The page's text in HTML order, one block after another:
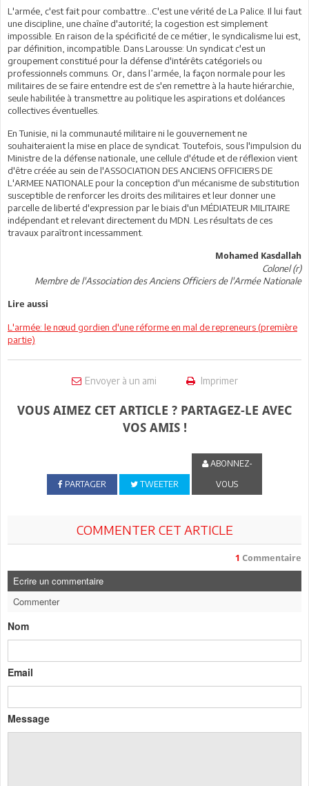
L'armée, c'est fait pour combattre...C'est une vérité de La Palice. Il lui faut
une discipline, une chaîne d'autorité; la cogestion est simplement
impossible. En raison de la spécificité de ce métier, le syndicalisme lui est,
par définition, incompatible. Dans Larousse: Un syndicat c'est un
groupement constitué pour la défense d'intérêts catégoriels ou
professionnels communs. Or, dans l’armée, la façon normale pour les
militaires de se faire entendre est de s'en remettre à la haute hiérarchie,
seule habilitée à transmettre au politique les aspirations et doléances
collectives éventuelles.
En Tunisie, ni la communauté militaire ni le gouvernement ne
souhaiteraient la mise en place de syndicat. Toutefois, sous l'impulsion du
Ministre de la défense nationale, une cellule d'étude et de réflexion vient
d'être créée au sein de l'ASSOCIATION DES ANCIENS OFFICIERS DE
L'ARMEE NATIONALE pour la conception d'un mécanisme de substitution
susceptible de renforcer les droits des militaires et leur donner une
parcelle de liberté d'expression par le biais d'un MÉDIATEUR MILITAIRE
indépendant et relevant directement du MDN. Les résultats de ces
travaux paraîtront incessamment.
Mohamed Kasdallah
Colonel (r)
Membre de l'Association des Anciens Officiers de l'Armée Nationale
Lire aussi
L'armée: le nœud gordien d'une réforme en mal de repreneurs (première
partie)
Envoyer à un ami Imprimer
VOUS AIMEZ CET ARTICLE ? PARTAGEZ-LE AVEC
VOS AMIS !
PARTAGER TWEETER
ABONNEZ-
VOUS
COMMENTER CET ARTICLE
1 Commentaire
Ecrire un commentaire
Commenter
Nom
Email
Message